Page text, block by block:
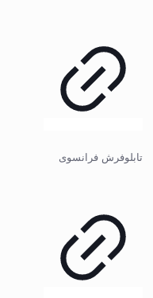
تابلوفرش فرانسوی